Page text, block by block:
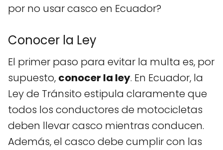
por no usar casco en Ecuador?
Conocer la Ley
El primer paso para evitar la multa es, por
supuesto, conocer la ley. En Ecuador, la
Ley de Tránsito estipula claramente que
todos los conductores de motocicletas
deben llevar casco mientras conducen.
Además, el casco debe cumplir con las